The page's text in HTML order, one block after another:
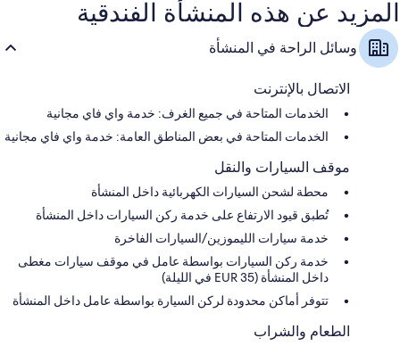
المزيد عن هذه المنشأة الفندقية
وسائل الراحة في المنشأة
الاتصال بالإنترنت
الخدمات المتاحة في جميع الغرف: خدمة واي فاي مجانية
الخدمات المتاحة في بعض المناطق العامة: خدمة واي فاي مجانية
موقف السيارات والنقل
محطة لشحن السيارات الكهربائية داخل المنشأة
تُطبق قيود الارتفاع على خدمة ركن السيارات داخل المنشأة
خدمة سيارات الليموزين/السيارات الفاخرة
خدمة ركن السيارات بواسطة عامل في موقف سيارات مغطى
داخل المنشأة (EUR 35 في الليلة)
تتوفر أماكن محدودة لركن السيارة بواسطة عامل داخل المنشأة
الطعام والشراب